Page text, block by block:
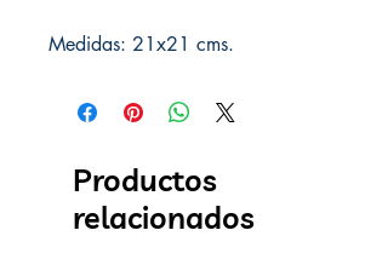
Medidas: 21x21 cms.
Productos
relacionados